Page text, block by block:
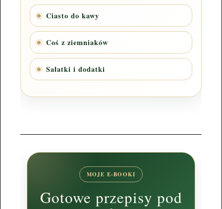
Ciasto do kawy
Coś z ziemniaków
Sałatki i dodatki
MOJE E-BOOKI
Gotowe przepisy pod